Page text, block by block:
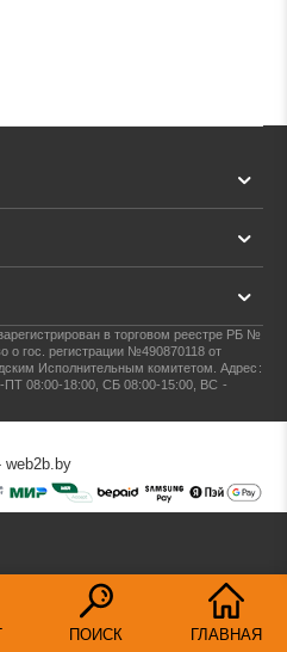
ПОИСК ГЛАВНАЯ
в торговом реестре РБ №
о гос. регистрации №490870118 от
Исполнительным комитетом.Адрес:
ПТ 08:00-18:00, СБ 08:00-15:00, ВС -